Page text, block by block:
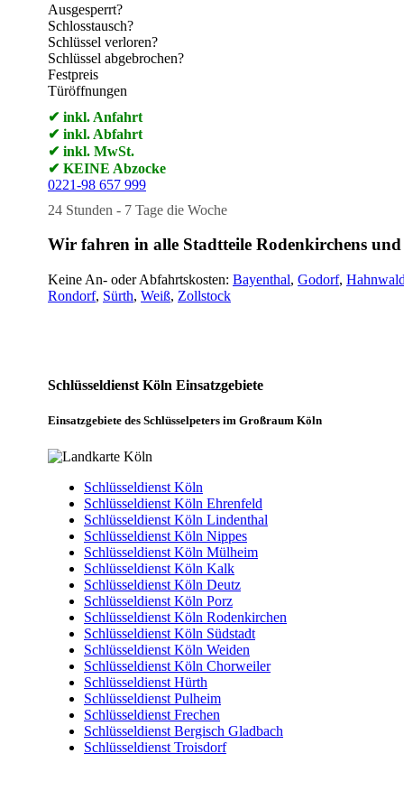
Ausgesperrt?
Schlosstausch?
Schlüssel verloren?
Schlüssel abgebrochen?
Festpreis
Türöffnungen
✔ inkl. Anfahrt
✔ inkl. Abfahrt
✔ inkl. MwSt.
✔ KEINE Abzocke
0221-98 657 999
24 Stunden - 7 Tage die Woche
Wir fahren in alle Stadtteile Rodenkirchens
Keine An- oder Abfahrtskosten: Bayenthal, Godorf,
Rondorf, Sürth, Weiß, Zollstock
Schlüsseldienst Köln Einsatzgebiete
Einsatzgebiete des Schlüsselpeters im Großraum Köln
Schlüsseldienst Köln
Schlüsseldienst Köln Ehrenfeld
Schlüsseldienst Köln Lindenthal
Schlüsseldienst Köln Nippes
Schlüsseldienst Köln Mülheim
Schlüsseldienst Köln Kalk
Schlüsseldienst Köln Deutz
Schlüsseldienst Köln Porz
Schlüsseldienst Köln Rodenkirchen
Schlüsseldienst Köln Südstadt
Schlüsseldienst Köln Weiden
Schlüsseldienst Köln Chorweiler
Schlüsseldienst Hürth
Schlüsseldienst Pulheim
Schlüsseldienst Frechen
Schlüsseldienst Bergisch Gladbach
Schlüsseldienst Troisdorf